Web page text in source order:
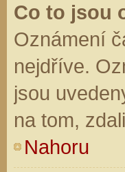
Co to jsou
Oznámení
nejdříve.
jsou
na tom,
Nahoru